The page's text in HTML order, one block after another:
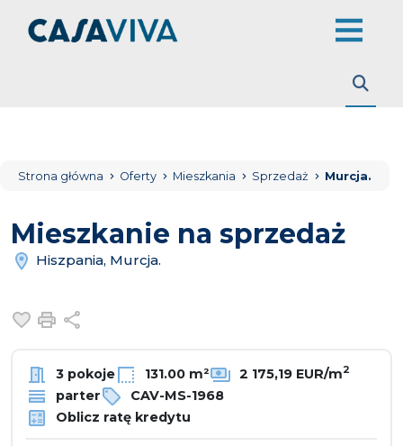
Strona główna Oferty Mieszkania Sprzedaż Murcja.
Mieszkanie na sprzedaż
Hiszpania, Murcja.
Dodaj do ulubionych
Drukuj
3 pokoje 131.00 m² 2 175,19 EUR/m2
parter
CAV-MS-1968
Oblicz ratę kredytu